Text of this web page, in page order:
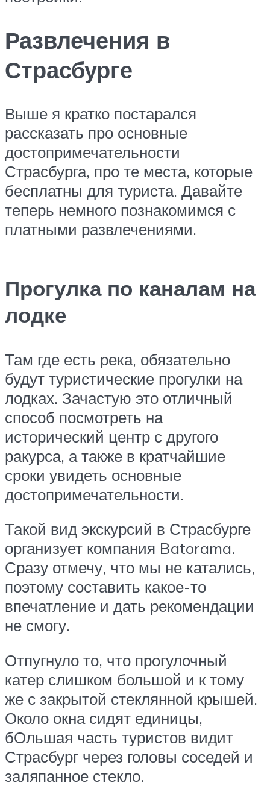
Развлечения в
Страсбурге
Выше я кратко постарался
рассказать про основные
достопримечательности
Страсбурга, про те места, которые
бесплатны для туриста. Давайте
теперь немного познакомимся с
платными развлечениями.
Прогулка по каналам на
лодке
Там где есть река, обязательно
будут туристические прогулки на
лодках. Зачастую это отличный
способ посмотреть на
исторический центр с другого
ракурса, а также в кратчайшие
сроки увидеть основные
достопримечательности.
Такой вид экскурсий в Страсбурге
организует компания Batorama.
Сразу отмечу, что мы не катались,
поэтому составить какое-то
впечатление и дать рекомендации
не смогу.
Отпугнуло то, что прогулочный
катер слишком большой и к тому
же с закрытой стеклянной крышей.
Около окна сидят единицы,
бОльшая часть туристов видит
Страсбург через головы соседей и
заляпанное стекло.